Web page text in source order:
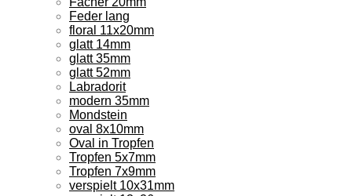
Feder lang
floral 11x20mm
glatt 14mm
glatt 35mm
glatt 52mm
Labradorit
modern 35mm
Mondstein
oval 8x10mm
Oval in Tropfen
Tropfen 5x7mm
Tropfen 7x9mm
verspielt 10x31mm